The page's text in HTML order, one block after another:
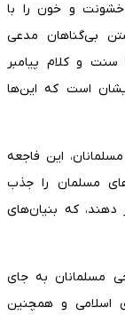
خشونت و خون را با
بی‌گناهان مدعی
و کلام پیامبر
است که این‌ها
این فاجعه
مسلمان را جذب
دهند، که بنیان‌های
مسلمانان به جای
اسلامی و همچنین